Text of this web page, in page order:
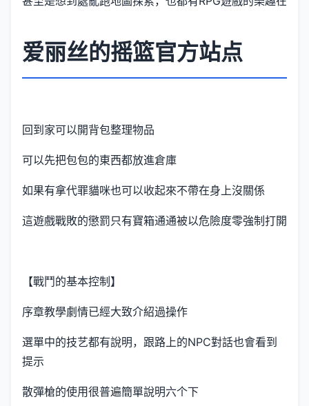
爱丽丝的摇篮官方站点
回到家可以開背包整理物品
可以先把包包的東西都放進倉庫
如果有拿代罪貓咪也可以收起來不帶在身上沒關係
這遊戲戰敗的懲罰只有寶箱通通被以危險度零強制打開
【戰鬥的基本控制】
序章教學劇情已經大致介紹過操作
選單中的技艺都有說明，跟路上的NPC對話也會看到
提示
散彈槍的使用很普遍簡單說明六个下